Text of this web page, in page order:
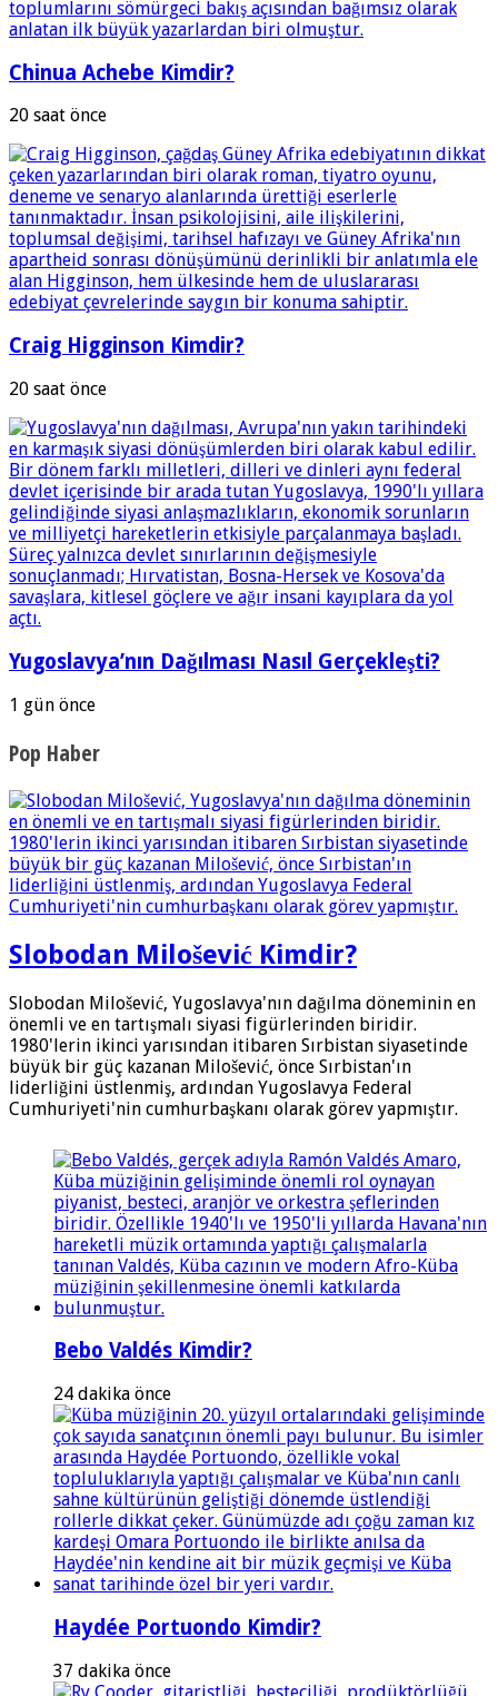
Chinua Achebe Kimdir?
20 saat önce
Craig Higginson Kimdir?
20 saat önce
Yugoslavya’nın Dağılması Nasıl Gerçekleşti?
1 gün önce
Pop Haber
Slobodan Milošević Kimdir?
Slobodan Milošević, Yugoslavya'nın dağılma döneminin en
önemli ve en tartışmalı siyasi figürlerinden biridir.
1980'lerin ikinci yarısından itibaren Sırbistan siyasetinde
büyük bir güç kazanan Milošević, önce Sırbistan'ın
liderliğini üstlenmiş, ardından Yugoslavya Federal
Cumhuriyeti'nin cumhurbaşkanı olarak görev yapmıştır.
Bebo Valdés Kimdir?
24 dakika önce
Haydée Portuondo Kimdir?
37 dakika önce